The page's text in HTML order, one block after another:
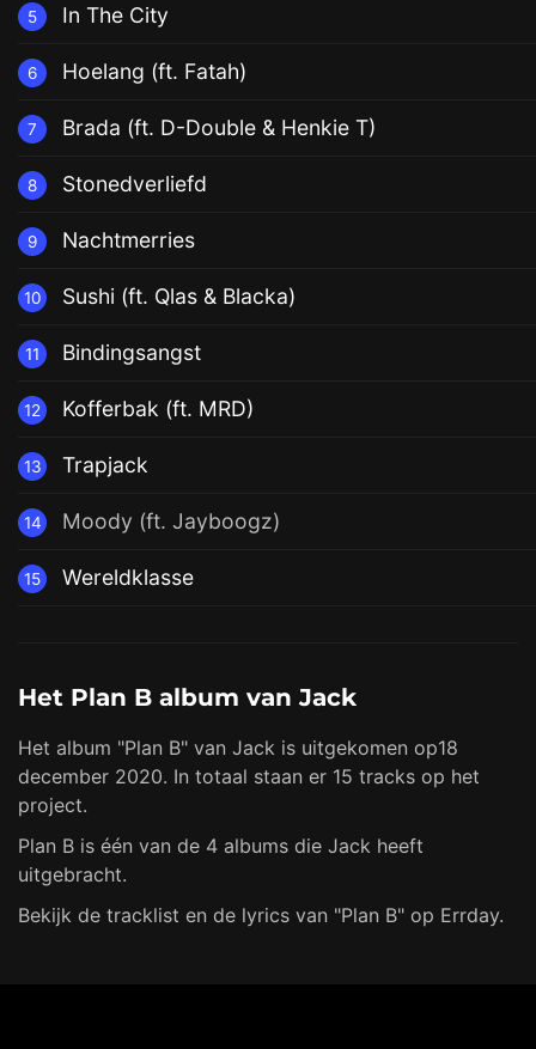
5 In The City
6 Hoelang (ft. Fatah)
7 Brada (ft. D-Double & Henkie T)
8 Stonedverliefd
9 Nachtmerries
10 Sushi (ft. Qlas & Blacka)
11 Bindingsangst
12 Kofferbak (ft. MRD)
13 Trapjack
14 Moody (ft. Jayboogz)
15 Wereldklasse
Het Plan B album van Jack
Het album "Plan B" van Jack is uitgekomen op18
december 2020. In totaal staan er 15 tracks op het
project.
Plan B is één van de 4 albums die Jack heeft
uitgebracht.
Bekijk de tracklist en de lyrics van "Plan B" op Errday.